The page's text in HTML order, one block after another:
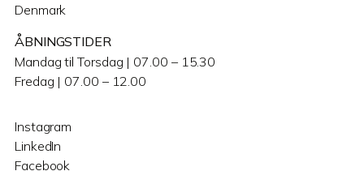
Denmark
ÅBNINGSTIDER
Mandag til Torsdag | 07.00 – 15.30
Fredag | 07.00 – 12.00
Instagram
LinkedIn
Facebook